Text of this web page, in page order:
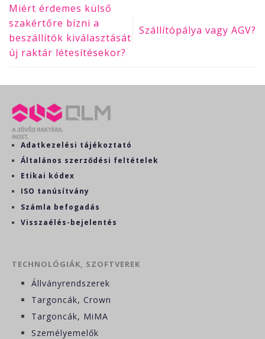
Miért érdemes külső
szakértőre bízni a
beszállítók kiválasztását
új raktár létesítésekor?
Szállítópálya vagy AGV?
Adatkezelési tájékoztató
Általános szerződési feltételek
Etikai kódex
ISO tanúsítvány
Számla befogadás
Visszaélés-bejelentés
TECHNOLÓGIÁK, SZOFTVEREK
Állványrendszerek
Targoncák, Crown
Targoncák, MiMA
Személyemelők